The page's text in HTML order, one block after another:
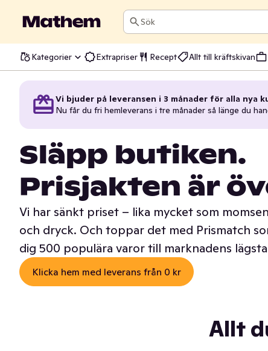
Sök
Kategorier Extrapriser Recept Allt till kräftskivan
Vi bjuder på leveransen i 3 månader för alla nya
Nu får du fri hemleverans i tre månader så länge du
Släpp butiken.
Prisjakten är
Vi har sänkt priset – lika mycket som
och dryck. Och toppar det med Prismatch
dig 500 populära varor till marknadens
Klicka hem med leverans från 0 kr
Allt